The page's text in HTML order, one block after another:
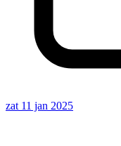
zat 11 jan 2025